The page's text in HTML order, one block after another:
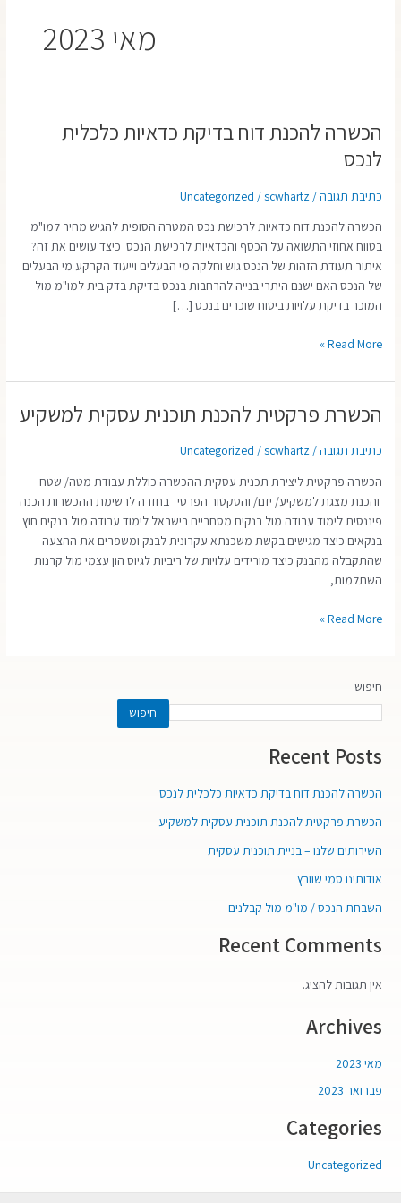
מאי 2023
הכשרה להכנת דוח בדיקת כדאיות כלכלית
לנכס
כתיבת תגובה/
Uncategorized /scwhartz
הכשרה להכנת דוח כדאיות לרכישת נכס המטרה הסופית להגיש מחיר למו"מ
בטווח אחוזי התשואה על הכסף והכדאיות לרכישת הנכס כיצד עושים את זה?
איתור תעודת הזהות של הנכס גוש וחלקה מי הבעלים וייעוד הקרקע מי הבעלים
של הנכס האם ישנם היתרי בנייה להרחבות בנכס בדיקת בדק בית למו"מ מול
המוכר בדיקת עלויות ביטוח שוכרים בנכס […]
הכשרה
להכנת
דוח
כלכלית
לנכס
Read More »
הכשרת פרקטית להכנת תוכנית עסקית למשקיע
כתיבת תגובה/
Uncategorized /scwhartz
הכשרה פרקטית ליצירת תכנית עסקית ההכשרה כוללת עבודת מטה/ שטח
והכנת מצגת למשקיע/ יזם/ והסקטור הפרטי בחזרה לרשימת ההכשרות הכנה
פיננסית לימוד עבודה מול בנקים מסחריים בישראל לימוד עבודה מול בנקים חוץ
בנקאים כיצד מגישים בקשת משכנתא עקרונית לבנק ומשפרים את ההצעה
שהתקבלה מהבנק כיצד מורידים עלויות של ריביות לגיוס הון עצמי מול קרנות
השתלמות,
הכשרת
להכנת
עסקית
למשקיע
Read More »
חיפוש
חיפוש
Recent Posts
הכשרה להכנת דוח בדיקת כדאיות כלכלית לנכס
הכשרת פרקטית להכנת תוכנית עסקית למשקיע
השירותים שלנו – בניית תוכנית עסקית
אודותינו סמי שוורץ
השבחת הנכס / מו"מ מול קבלנים
Recent Comments
אין תגובות להציג.
Archives
מאי 2023
פברואר 2023
Categories
Uncategorized